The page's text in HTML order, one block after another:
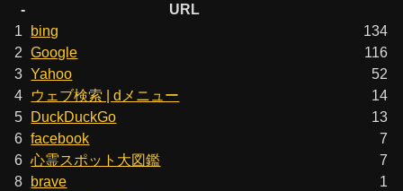
-
URL
1
bing
134
2 Google
116
3 Yahoo
52
4
ウェブ検索 | dメニュー
14
5
DuckDuckGo
13
6 facebook
7
6 心霊スポット大図鑑
7
8
brave
1